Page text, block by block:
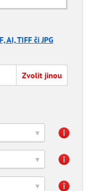
AI, TIFF či JPG
Zvolit jinou
▾
▾
▾